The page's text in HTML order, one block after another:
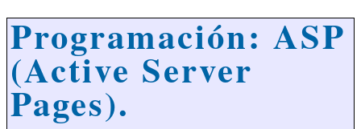
Programación: ASP
(Active Server
Pages).